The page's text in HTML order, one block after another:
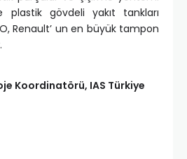
plastik gövdeli yakıt tankları
Renault’ un en büyük tampon
Koordinatörü, IAS Türkiye